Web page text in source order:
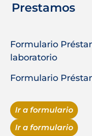
Prestamos
Formulario
laboratorio
Formulario
Ir a formulario
Ir a formulario